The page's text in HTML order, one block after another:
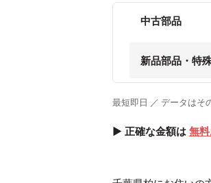
中古部品
新品部品・特
最短即日 ／ データはそ
▶ 正確な金額は 無